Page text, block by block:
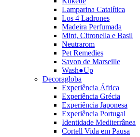
Lamparina Catalítica
Los 4 Ladrones
Madeira Perfumada
Mint, Citronella e Basil
Neutrarom
Pet Remedies
Savon de Marseille
Wash●Up
Decoragloba
Experiência África
Experiência Grécia
Experiência Japonesa
Experiência Portugal
Identidade Mediterrânea
Cortell Vida em Pausa